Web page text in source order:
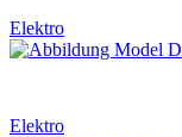
Elektro
Elektro